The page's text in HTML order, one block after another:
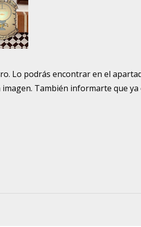
Lo podrás encontrar en el
También informarte que ya